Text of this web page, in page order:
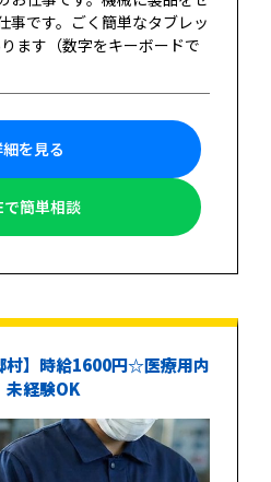
事です。ごく簡単なタブレッ
ます（数字をキーボードで
を見る
で簡単相談
村】時給1600円☆医療用内
未経験OK